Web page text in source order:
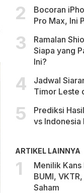
Bocoran
Pro Max, Ini
Ramalan
Siapa yang
Ini?
Jadwal
Timor Leste
Prediksi
vs Indonesia
ARTIKEL LAINNYA
Menilik Kans
BUMI,
Saham